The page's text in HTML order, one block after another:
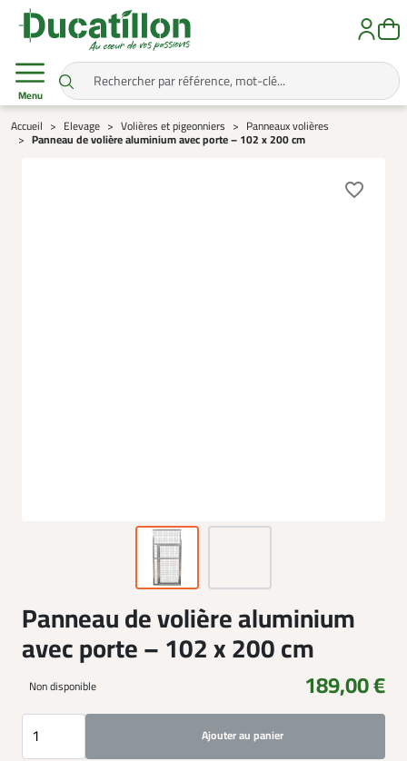
Menu
Accueil Elevage Volières et pigeonniers Panneaux volières
Panneau de volière aluminium avec porte – 102 x 200 cm
favorite_border
Panneau de volière aluminium
avec porte – 102 x 200 cm
Non disponible 189,00 €
Ajouter au panier